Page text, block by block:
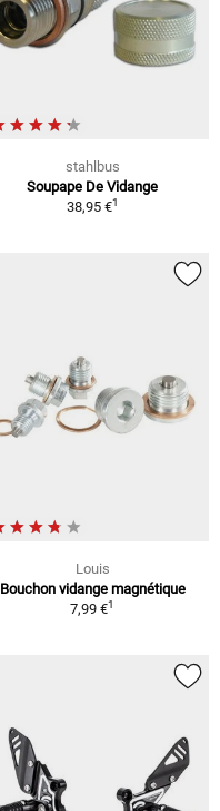
stahlbus
Soupape De Vidange
38,95 €1
Louis
Bouchon vidange magnétique
7,99 €1